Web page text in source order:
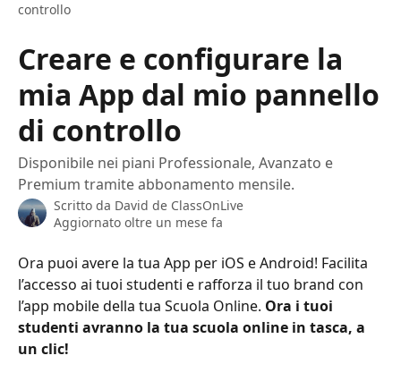
controllo
Creare e configurare la
mia App dal mio pannello
di controllo
Disponibile nei piani Professionale, Avanzato e
Premium tramite abbonamento mensile.
Scritto da David de ClassOnLive
Aggiornato oltre un mese fa
Ora puoi avere la tua App per iOS e Android! Facilita
l’accesso ai tuoi studenti e rafforza il tuo brand con
l’app mobile della tua Scuola Online. Ora i tuoi
studenti avranno la tua scuola online in tasca, a
un clic!